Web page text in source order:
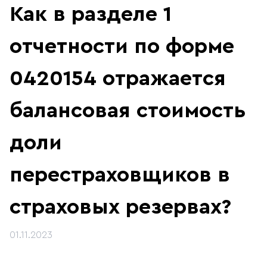
Как в разделе 1
отчетности по форме
0420154 отражается
балансовая стоимость
доли
перестраховщиков в
страховых резервах?
01.11.2023